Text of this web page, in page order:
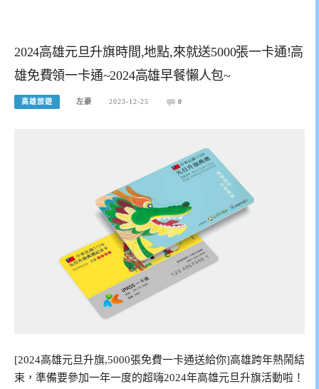
2024高雄元旦升旗時間,地點,來就送5000張一卡通!高
雄免費領一卡通~2024高雄早餐懶人包~
高雄旅遊 左豪 2023-12-25 0
[2024高雄元旦升旗,5000張免費一卡通送給你]高雄跨年熱鬧結
束，準備要參加一年一度的超嗨2024年高雄元旦升旗活動啦！